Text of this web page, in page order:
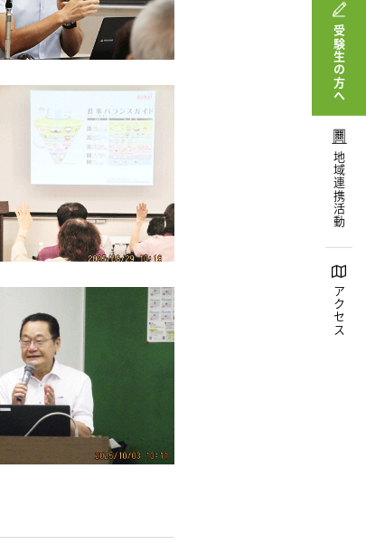
受験生の方へ
地域連携活動
アクセス